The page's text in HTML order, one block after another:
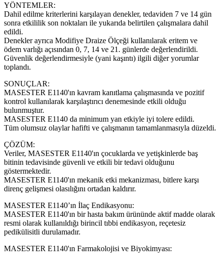
YÖNTEMLER:
Dahil edilme kriterlerini karşılayan denekler, tedaviden 7 ve 14 gün
sonra etkililik son noktaları ile yukarıda belirtilen çalışmalara dahil
edildi.
Denekler ayrıca Modifiye Draize Ölçeği kullanılarak eritem ve
ödem varlığı açısından 0, 7, 14 ve 21. günlerde değerlendirildi.
Güvenlik değerlendirmesiyle (yani kaşıntı) ilgili diğer yorumlar
toplandı.
SONUÇLAR:
MASESTER E1140'ın kavram kanıtlama çalışmasında ve pozitif
kontrol kullanılarak karşılaştırıcı denemesinde etkili olduğu
bulunmuştur.
MASESTER E1140 da minimum yan etkiyle iyi tolere edildi.
Tüm olumsuz olaylar hafifti ve çalışmanın tamamlanmasıyla düzeldi.
ÇÖZÜM:
Veriler, MASESTER E1140'ın çocuklarda ve yetişkinlerde baş
bitinin tedavisinde güvenli ve etkili bir tedavi olduğunu
göstermektedir.
MASESTER E1140'ın mekanik etki mekanizması, bitlere karşı
direnç gelişmesi olasılığını ortadan kaldırır.
MASESTER E1140’ın İlaç Endikasyonu:
MASESTER E1140'ın bir hasta bakım ürününde aktif madde olarak
resmi olarak kullanıldığı birincil tıbbi endikasyon, reçetesiz
pedikülisitli durulamadır.
MASESTER E1140'ın Farmakolojisi ve Biyokimyası: